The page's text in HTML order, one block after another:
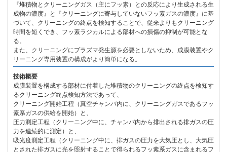
『堆積物とクリーニングガス（主にフッ素）との反応により生成される生
成物の濃度』と『クリーニングに寄与していないフッ素ガスの濃度』に基
づいて、クリーニングの終点を検知することで、従来よりもクリーニング
時間を短くでき、フッ素ラジカルによる部材への損傷の抑制が可能とな
る。
また、クリーニングにプラズマ発生源を必要としないため、成膜装置やク
リーニング専用装置の構成がより簡単になる。
技術概要
成膜装置を構成する部材に付着した堆積物のクリーニングの終点を検知す
るクリーニング終点検知方法であって、
クリーニング開始工程（真空チャンバ内に、クリーニングガスであるフッ
素系ガスの供給を開始）と、
圧力測定工程（クリーニング中に、チャンバ内から排出される排ガスの圧
力を連続的に測定）と、
吸光度測定工程（クリーニング中に、排ガスの圧力を大気圧とし、大気圧
とされた排ガスに光を照射することで得られるフッ素系ガスに含まれるフ